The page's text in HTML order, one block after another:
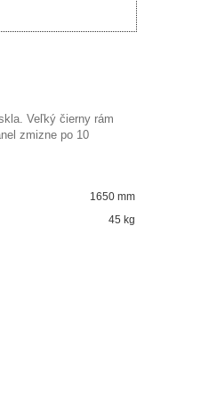
Veľký čierny rám
zmizne po 10
1650 mm
45 kg